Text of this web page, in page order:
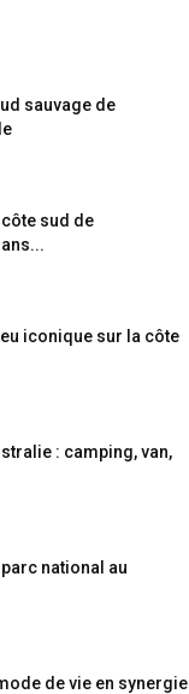
sauvage de
côte sud de
iconique sur la côte
: camping, van,
national au
de vie en synergie